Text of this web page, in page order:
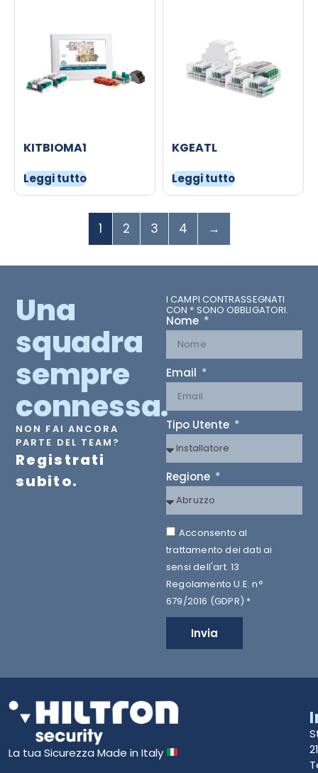
KITBIOMA1
Leggi tutto
KGEATL
Leggi tutto
1 2 3 4 →
Una
squadra
sempre
connessa.
NON FAI ANCORA
PARTE DEL TEAM?
Registrati
subito.
I CAMPI CONTRASSEGNATI
CON * SONO OBBLIGATORI.
Nome
Email
Tipo Utente
Regione
Acconsento al
trattamento dei dati ai
sensi dell'art. 13
Regolamento U.E. n°
679/2016 (GDPR) *
Invia
La tua Sicurezza Made in Italy